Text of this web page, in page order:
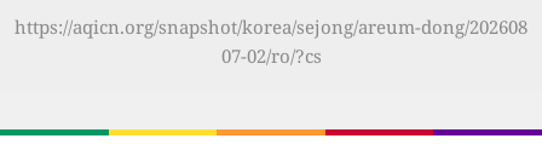
https://aqicn.org/snapshot/korea/sejong/areum-dong/202608
07-02/ro/?cs